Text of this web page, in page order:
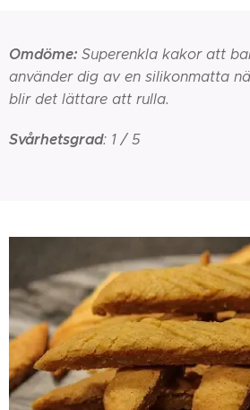
Omdöme: Superenkla kakor att
använder dig av en silikonmatta
blir det lättare att rulla.
Svårhetsgrad: 1 / 5